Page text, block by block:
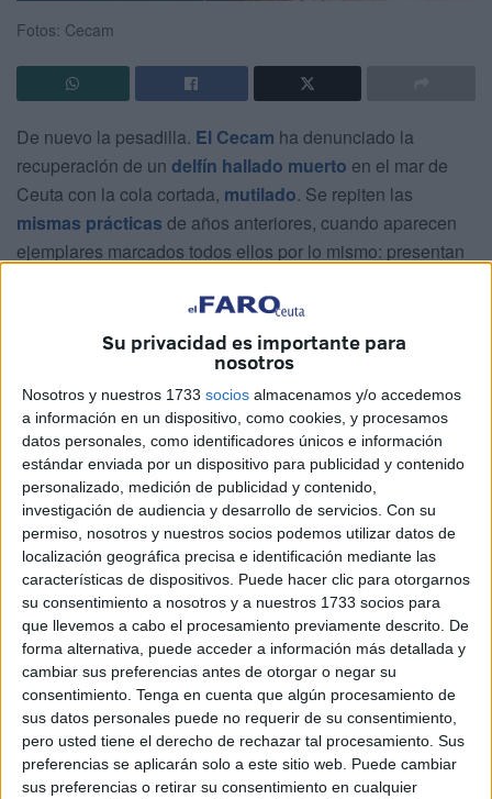
Su privacidad es importante para
nosotros
Nosotros y nuestros 1733 socios almacenamos y/o accedemos
a información en un dispositivo, como cookies, y procesamos
datos personales, como identificadores únicos e información
estándar enviada por un dispositivo para publicidad y contenido
personalizado, medición de publicidad y contenido,
investigación de audiencia y desarrollo de servicios. Con su
permiso, nosotros y nuestros socios podemos utilizar datos de
localización geográfica precisa e identificación mediante las
características de dispositivos. Puede hacer clic para otorgarnos
su consentimiento a nosotros y a nuestros 1733 socios para
que llevemos a cabo el procesamiento previamente descrito. De
forma alternativa, puede acceder a información más detallada y
cambiar sus preferencias antes de otorgar o negar su
consentimiento. Tenga en cuenta que algún procesamiento de
sus datos personales puede no requerir de su consentimiento,
pero usted tiene el derecho de rechazar tal procesamiento. Sus
preferencias se aplicarán solo a este sitio web. Puede cambiar
sus preferencias o retirar su consentimiento en cualquier
Fotos: Cecam
De nuevo la pesadilla. El Cecam ha denunciado la
recuperación de un delfín hallado muerto en el mar de
Ceuta con la cola cortada, mutilado. Se repiten las
mismas prácticas de años anteriores, cuando aparecen
ejemplares marcados todos ellos por lo mismo: presentan
aparecen mutilados, bien con las colas cortadas o las
aletas, signo inequívoco de que quedaron atrapados en
redes depescadores marroquíes y les dañaron de esta
manera para que no las rompieran ejerciendo una acción
cruel.